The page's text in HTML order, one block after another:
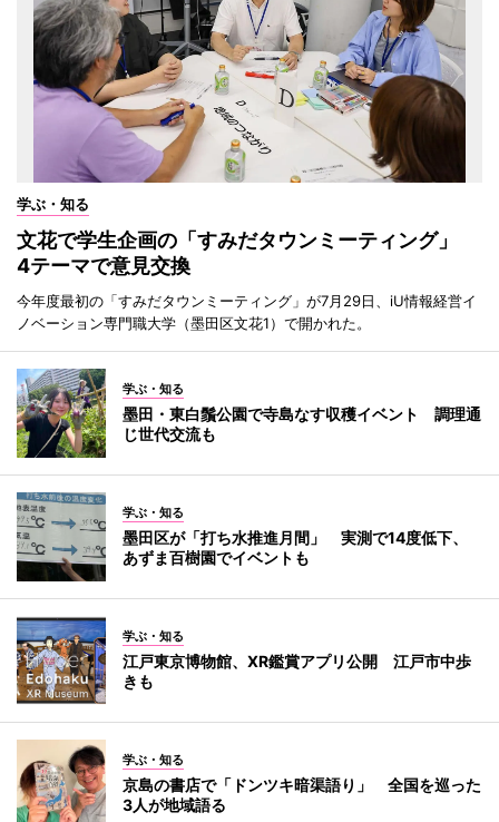
学ぶ・知る
文花で学生企画の「すみだタウンミーティング」
4テーマで意見交換
今年度最初の「すみだタウンミーティング」が7月29日、iU情報経営イ
ノベーション専門職大学（墨田区文花1）で開かれた。
学ぶ・知る
墨田・東白鬚公園で寺島なす収穫イベント 調理通
じ世代交流も
学ぶ・知る
墨田区が「打ち水推進月間」 実測で14度低下、
あずま百樹園でイベントも
学ぶ・知る
江戸東京博物館、XR鑑賞アプリ公開 江戸市中歩
きも
学ぶ・知る
京島の書店で「ドンツキ暗渠語り」 全国を巡った
3人が地域語る